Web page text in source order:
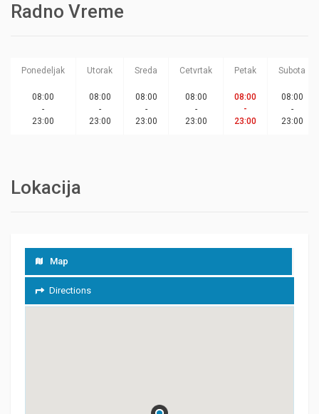
Radno Vreme
Ponedeljak Utorak Sreda Cetvrtak Petak Subota
08:00
-
23:00
08:00
-
23:00
08:00
-
23:00
08:00
-
23:00
08:00
-
23:00
08:00
-
23:00
Lokacija
Map
Directions